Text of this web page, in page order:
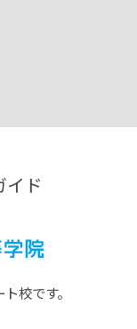
イド
校です。